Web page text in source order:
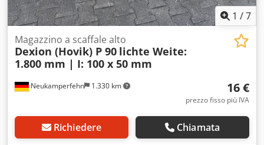
1 /7
Neukamperfehn 1.330 km
Magazzino a scaffale alto
Dexion (Hovik) P 90 lichte Weite:
1.800 mm | I: 100 x 50 mm
16 €
prezzo fisso più IVA
Richiedere Chiamata